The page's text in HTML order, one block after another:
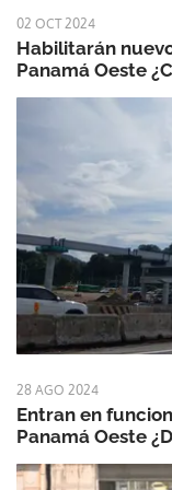
02 OCT 2024
Habilitarán
Panamá Oeste
28 AGO 2024
Entran en
Panamá Oeste